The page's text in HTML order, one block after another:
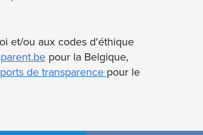
et/ou aux codes d'éthique
pour la Belgique,
de transparence pour le